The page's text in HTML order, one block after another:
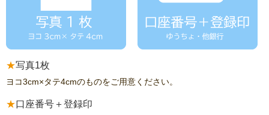
写真1枚
ヨコ3cm×タテ4cmのものをご用意ください。
口座番号＋登録印